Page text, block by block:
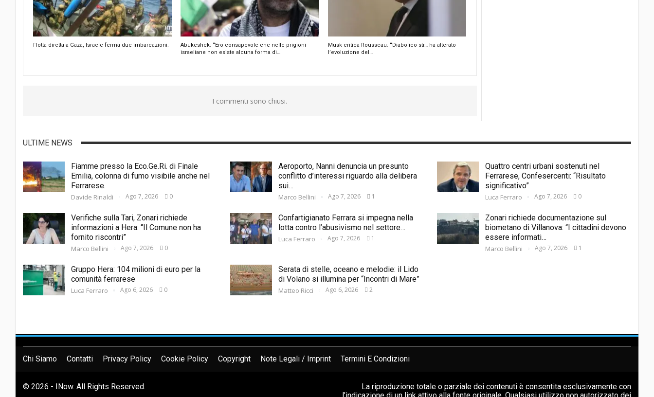
Flotta diretta a Gaza, Israele ferma due imbarcazioni.
Abukeshek: “Ero consapevole che nelle prigioni
israeliane non esiste alcuna forma di…
Musk critica Rousseau: “Diabolico str… ha alterato
l’evoluzione del…
I commenti sono chiusi.
ULTIME NEWS
Fiamme presso la Eco.Ge.Ri. di Finale
Emilia, colonna di fumo visibile anche nel
Ferrarese.
Davide Rinaldi Ago 7, 2026 0
Aeroporto, Nanni denuncia un presunto
conflitto d’interessi riguardo alla delibera
sui…
Marco Bellini Ago 7, 2026 1
Quattro centri urbani sostenuti nel
Ferrarese, Confesercenti: “Risultato
significativo”
Luca Ferraro Ago 7, 2026 0
Verifiche sulla Tari, Zonari richiede
informazioni a Hera: “Il Comune non ha
fornito riscontri”
Marco Bellini Ago 7, 2026 0
Confartigianato Ferrara si impegna nella
lotta contro l’abusivismo nel settore…
Luca Ferraro Ago 7, 2026 1
Zonari richiede documentazione sul
biometano di Villanova: “I cittadini devono
essere informati…
Marco Bellini Ago 7, 2026 1
Gruppo Hera: 104 milioni di euro per la
comunità ferrarese
Luca Ferraro Ago 6, 2026 0
Serata di stelle, oceano e melodie: il Lido
di Volano si illumina per “Incontri di Mare”
Matteo Ricci Ago 6, 2026 2
Chi Siamo Contatti Privacy Policy Cookie Policy Copyright Note Legali / Imprint Termini E Condizioni
© 2026 - INow. All Rights Reserved.
La riproduzione totale o parziale dei contenuti è consentita esclusivamente con
l’indicazione di un link attivo alla fonte originale. Qualsiasi utilizzo non autorizzato dei